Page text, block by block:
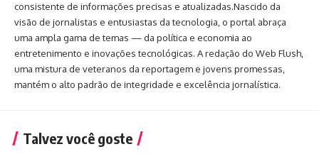
consistente de informações precisas e atualizadas.Nascido da
visão de jornalistas e entusiastas da tecnologia, o portal abraça
uma ampla gama de temas — da política e economia ao
entretenimento e inovações tecnológicas. A redação do Web Flush,
uma mistura de veteranos da reportagem e jovens promessas,
mantém o alto padrão de integridade e excelência jornalística.
Talvez você goste